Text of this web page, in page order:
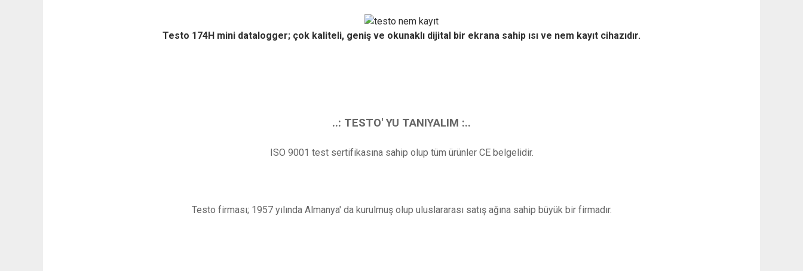
Testo 174H mini datalogger; çok kaliteli, geniş ve okunaklı dijital bir ekrana sahip ısı ve nem kayıt cihazıdır.
..: TESTO' YU TANIYALIM :..
ISO 9001 test sertifikasına sahip olup tüm ürünler CE belgelidir.
Testo firması; 1957 yılında Almanya' da kurulmuş olup uluslararası satış ağına sahip büyük bir firmadır.